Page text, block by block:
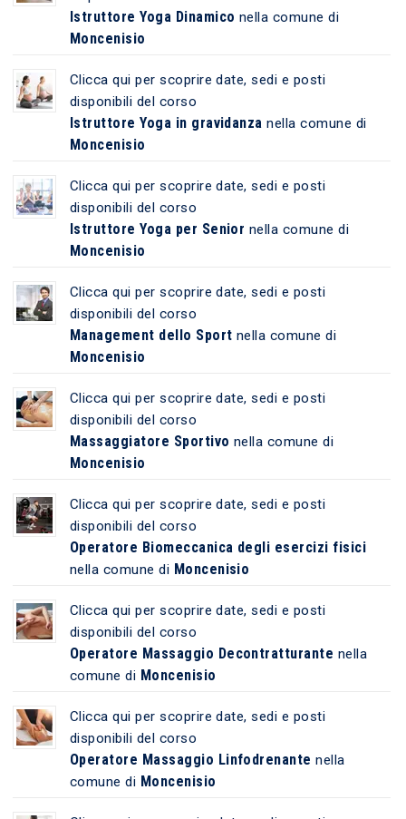
Istruttore Yoga Dinamico nella comune di
Moncenisio
Clicca qui per scoprire date, sedi e posti
disponibili del corso
Istruttore Yoga in gravidanza nella comune di
Moncenisio
Clicca qui per scoprire date, sedi e posti
disponibili del corso
Istruttore Yoga per Senior nella comune di
Moncenisio
Clicca qui per scoprire date, sedi e posti
disponibili del corso
Management dello Sport nella comune di
Moncenisio
Clicca qui per scoprire date, sedi e posti
disponibili del corso
Massaggiatore Sportivo nella comune di
Moncenisio
Clicca qui per scoprire date, sedi e posti
disponibili del corso
Operatore Biomeccanica degli esercizi fisici
nella comune di Moncenisio
Clicca qui per scoprire date, sedi e posti
disponibili del corso
Operatore Massaggio Decontratturante nella
comune di Moncenisio
Clicca qui per scoprire date, sedi e posti
disponibili del corso
Operatore Massaggio Linfodrenante nella
comune di Moncenisio